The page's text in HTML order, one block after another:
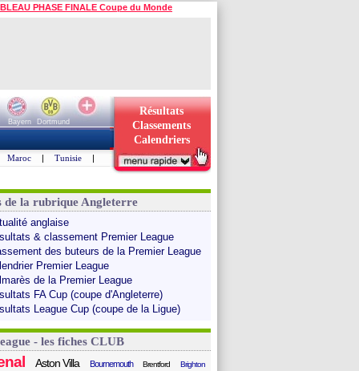
PHASE FINALE Coupe du Monde
Bayern Dortmund
Résultats
Classements
Calendriers
Maroc | Tunisie |
de la rubrique Angleterre
anglaise
& classement Premier League
des buteurs de la Premier League
Premier League
de la Premier League
FA Cup (coupe d'Angleterre)
League Cup (coupe de la Ligue)
- les fiches CLUB
Aston Villa Bournemouth Brentford Brighton